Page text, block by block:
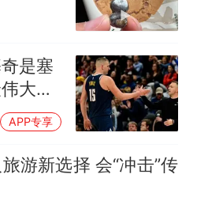
应为
是塞
大的
APP专享
游新选择 会“冲击”传